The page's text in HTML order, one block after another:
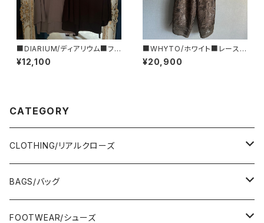
■DIARIUM/ディアリウム■フレ
アー・タンクトップ■初秋新作！
■MADE IN JAPAN
¥12,100
■WHYTO/ホワイト■レース・
コンビネーションパンツ■WHT
26HPT4063
¥20,900
CATEGORY
CLOTHING/リアルクローズ
TOPS/トップス
Adonisis/アドニシス
BOTOMS/ボトム
BAGS/バッグ
HAND BAG/ハンドバッグ
FOOTWEAR/シューズ